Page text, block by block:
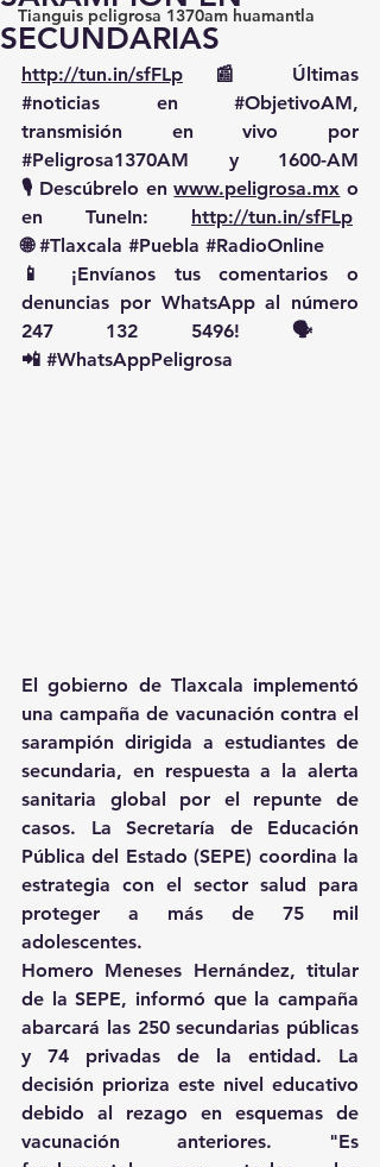
Tianguis peligrosa 1370am huamantla
SECUNDARIAS
http://tun.in/sfFLp
#noticias en #ObjetivoAM,
#Peligrosa1370AM y 1600-AM
🎙️ Descúbrelo en www.peligrosa.mx o
en TuneIn: http://tun.in/sfFLp
🌐 #Tlaxcala #Puebla #RadioOnline
📱 ¡Envíanos tus comentarios o
denuncias por WhatsApp al número
247 132 5496! 🗣️
📲 #WhatsAppPeligrosa
El gobierno de Tlaxcala implementó
una campaña de vacunación contra el
sarampión dirigida a estudiantes de
secundaria, en respuesta a la alerta
sanitaria global por el repunte de
casos. La Secretaría de Educación
Pública del Estado (SEPE) coordina la
estrategia con el sector salud para
proteger a más de 75 mil
adolescentes.
Homero Meneses Hernández, titular
de la SEPE, informó que la campaña
abarcará las 250 secundarias públicas
y 74 privadas de la entidad. La
decisión prioriza este nivel educativo
debido al rezago en esquemas de
vacunación anteriores. "Es